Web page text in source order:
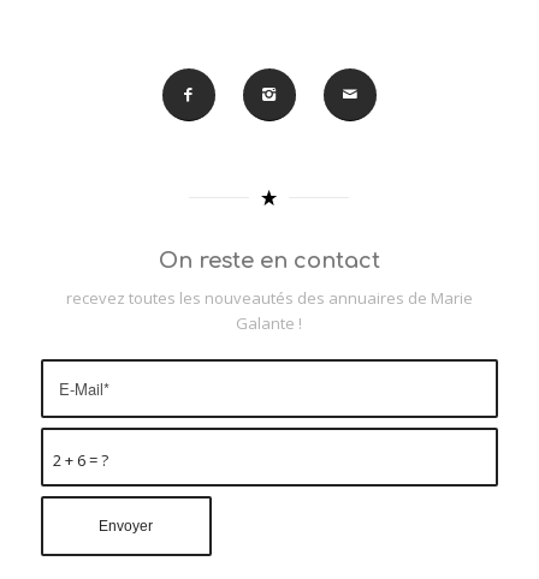
On reste en contact
recevez toutes les nouveautés des annuaires de Marie
Galante !
2 + 6 = ?